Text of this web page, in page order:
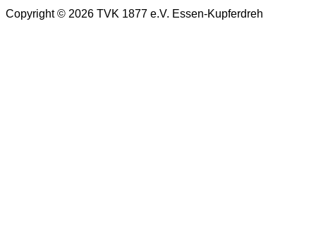
Copyright © 2026 TVK 1877 e.V. Essen-Kupferdreh